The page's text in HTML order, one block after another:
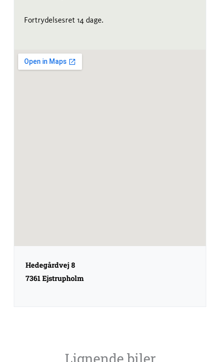
Fortrydelsesret 14 dage.
Hedegårdvej 8
7361 Ejstrupholm
Lignende biler